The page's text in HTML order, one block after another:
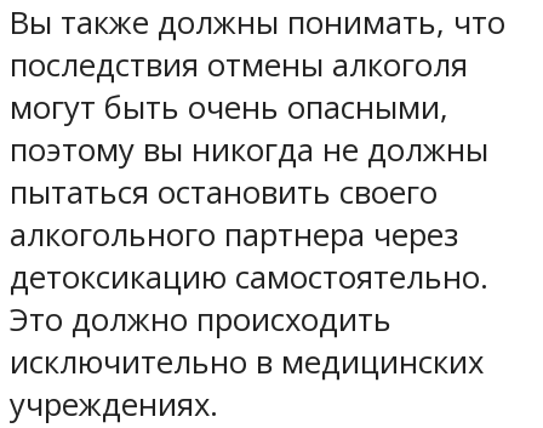
Вы также должны понимать, что
последствия отмены алкоголя
могут быть очень опасными,
поэтому вы никогда не должны
пытаться остановить своего
алкогольного партнера через
детоксикацию самостоятельно.
Это должно происходить
исключительно в медицинских
учреждениях.